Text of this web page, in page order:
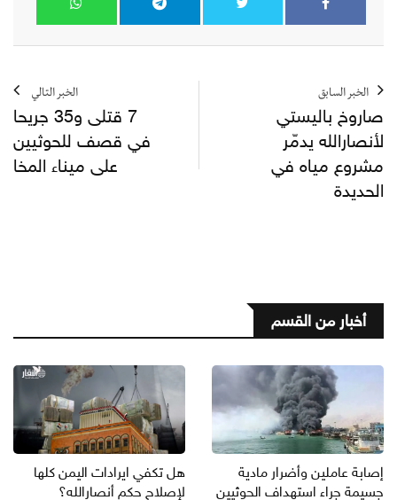
الخبر السابق
صاروخ باليستي
لأنصارالله يدمّر
مشروع مياه في
الحديدة
الخبر التالي
7 قتلى و35 جريحا
في قصف للحوثيين
على ميناء المخا
أخبار من القسم
إصابة عاملين وأضرار مادية
جسيمة جراء استهداف الحوثيين
هل تكفي ايرادات اليمن كلها
لإصلاح حكم أنصارالله؟